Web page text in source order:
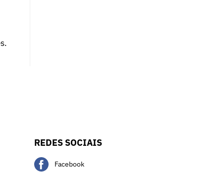
REDES SOCIAIS
Facebook